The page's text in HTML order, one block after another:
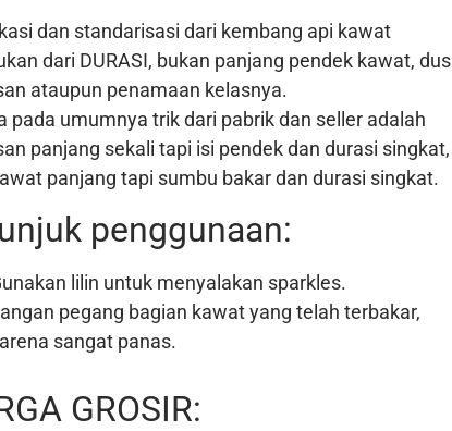
dan standarisasi dari kembang api kawat
dari DURASI, bukan panjang pendek kawat, dus
ataupun penamaan kelasnya.
pada umumnya trik dari pabrik dan seller adalah
panjang sekali tapi isi pendek dan durasi singkat,
panjang tapi sumbu bakar dan durasi singkat.
penggunaan:
lilin untuk menyalakan sparkles.
pegang bagian kawat yang telah terbakar,
sangat panas.
GROSIR: